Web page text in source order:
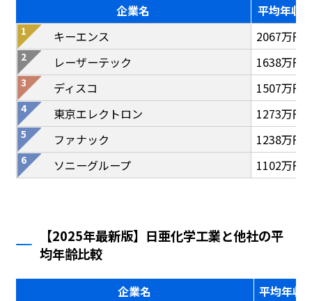
企業名
平均年収
キーエンス
2067万円
レーザーテック
1638万円
ディスコ
1507万円
東京エレクトロン
1273万円
ファナック
1238万円
ソニーグループ
1102万円
【2025年最新版】日亜化学工業と他社の平
均年齢比較
企業名
平均年収